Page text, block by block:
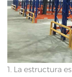
1. La estructura